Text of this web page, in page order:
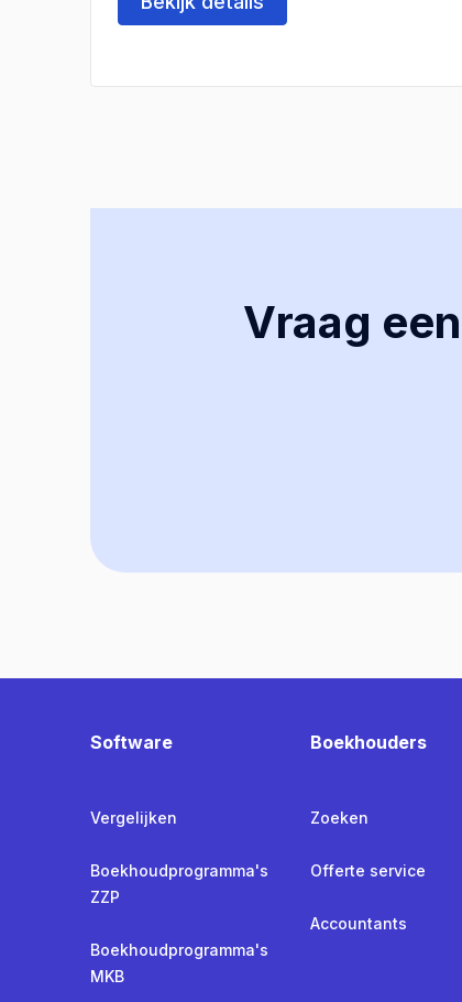
Vraag
Software
Vergelijken
Boekhoudprogramma's
ZZP
Boekhoudprogramma's
MKB
Boekhouders
Zoeken
Offerte service
Accountants